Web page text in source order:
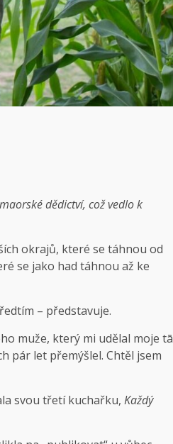
dědictví, což vedlo k
okrajů, které se táhnou od
se jako had táhnou až ke
– představuje.
muže, který mi udělal moje tā
pár let přemýšlel. Chtěl jsem
svou třetí kuchařku, Každý